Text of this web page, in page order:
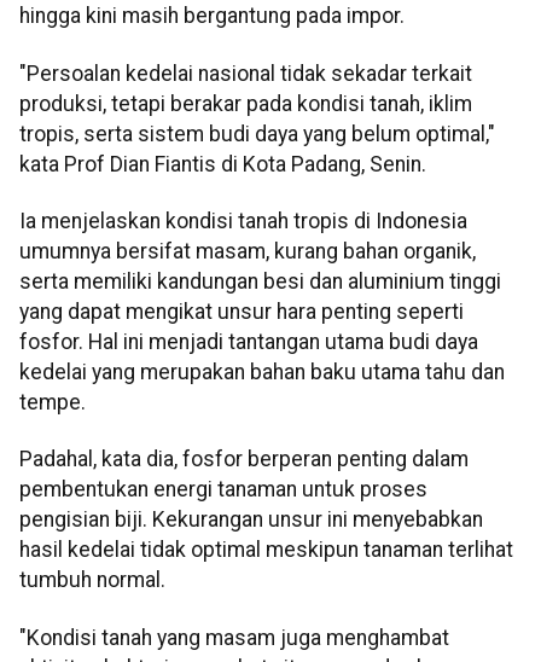
hingga kini masih bergantung pada impor.
"Persoalan kedelai nasional tidak sekadar terkait
produksi, tetapi berakar pada kondisi tanah, iklim
tropis, serta sistem budi daya yang belum optimal,"
kata Prof Dian Fiantis di Kota Padang, Senin.
Ia menjelaskan kondisi tanah tropis di Indonesia
umumnya bersifat masam, kurang bahan organik,
serta memiliki kandungan besi dan aluminium tinggi
yang dapat mengikat unsur hara penting seperti
fosfor. Hal ini menjadi tantangan utama budi daya
kedelai yang merupakan bahan baku utama tahu dan
tempe.
Padahal, kata dia, fosfor berperan penting dalam
pembentukan energi tanaman untuk proses
pengisian biji. Kekurangan unsur ini menyebabkan
hasil kedelai tidak optimal meskipun tanaman terlihat
tumbuh normal.
"Kondisi tanah yang masam juga menghambat